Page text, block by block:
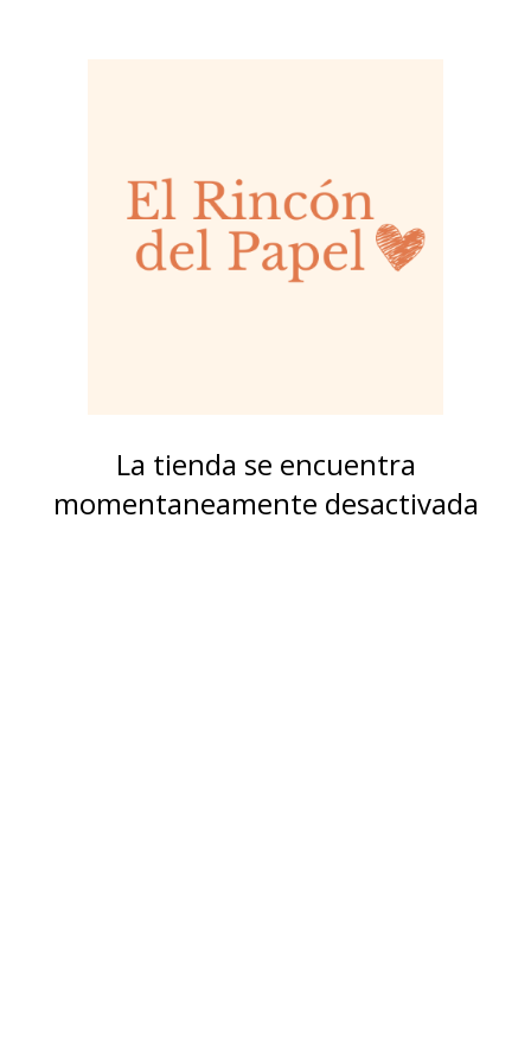
La tienda se encuentra
momentaneamente desactivada